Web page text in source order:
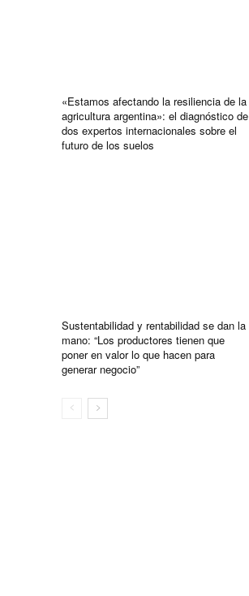
«Estamos afectando la resiliencia de la
agricultura argentina»: el diagnóstico de
dos expertos internacionales sobre el
futuro de los suelos
Sustentabilidad y rentabilidad se dan la
mano: “Los productores tienen que
poner en valor lo que hacen para
generar negocio”